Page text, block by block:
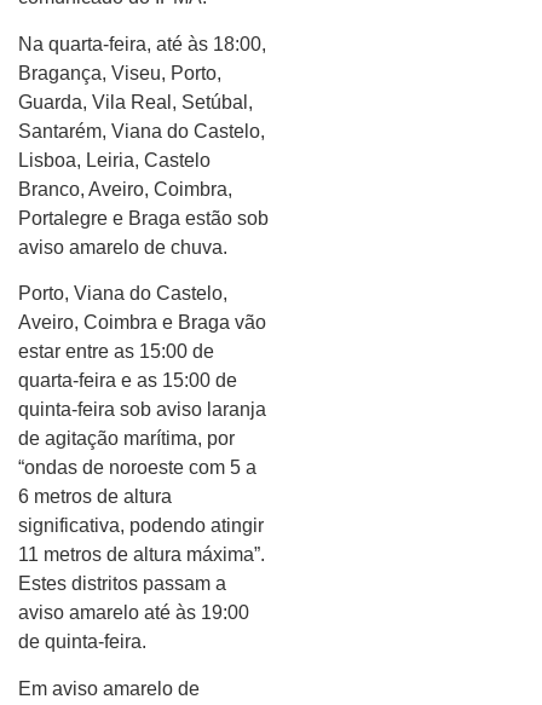
Na quarta-feira, até às 18:00,
Bragança, Viseu, Porto,
Guarda, Vila Real, Setúbal,
Santarém, Viana do Castelo,
Lisboa, Leiria, Castelo
Branco, Aveiro, Coimbra,
Portalegre e Braga estão sob
aviso amarelo de chuva.
Porto, Viana do Castelo,
Aveiro, Coimbra e Braga vão
estar entre as 15:00 de
quarta-feira e as 15:00 de
quinta-feira sob aviso laranja
de agitação marítima, por
“ondas de noroeste com 5 a
6 metros de altura
significativa, podendo atingir
11 metros de altura máxima”.
Estes distritos passam a
aviso amarelo até às 19:00
de quinta-feira.
Em aviso amarelo de